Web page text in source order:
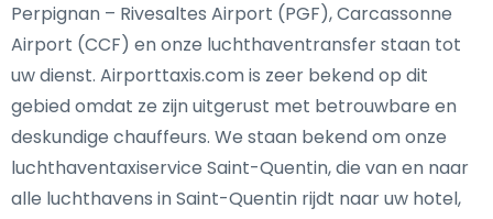
Perpignan – Rivesaltes Airport (PGF), Carcassonne
Airport (CCF) en onze luchthaventransfer staan tot
uw dienst. Airporttaxis.com is zeer bekend op dit
gebied omdat ze zijn uitgerust met betrouwbare en
deskundige chauffeurs. We staan bekend om onze
luchthaventaxiservice Saint-Quentin, die van en naar
alle luchthavens in Saint-Quentin rijdt naar uw hotel,